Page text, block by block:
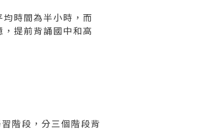
時間為半小時，而
提前背誦國中和高
階段，分三個階段背